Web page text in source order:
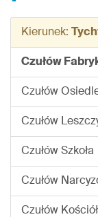
Kierunek:
Czułów
Czułów
Czułów
Czułów Szkoła
Czułów
Czułów Kościół